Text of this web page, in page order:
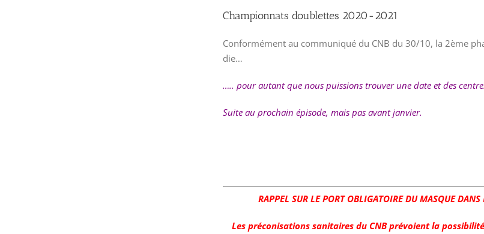
Championnats doublettes 2020-2021
Conformément au communiqué du CNB du 30/10, la 2ème
die…
….. pour autant que nous puissions trouver une date et des
Suite au prochain épisode, mais pas avant janvier.
RAPPEL SUR LE PORT OBLIGATOIRE DU MASQUE
Les préconisations sanitaires du CNB prévoient la